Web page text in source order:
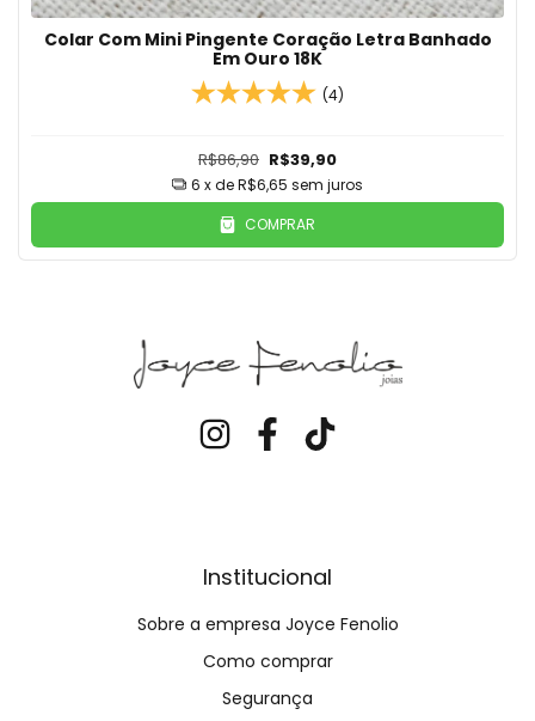
Colar Com Mini Pingente Coração Letra Banhado
Em Ouro 18K
(4)
R$86,90 R$39,90
6 x deR$6,65 sem juros
COMPRAR
Institucional
Sobre a empresa Joyce Fenolio
Como comprar
Segurança